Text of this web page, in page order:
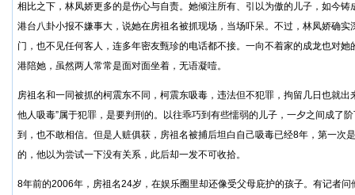
相比之下，林凤娇更多的是伤心与自责。她倾注所有、引以为傲的儿子，如今
港台八卦小报不嫌事大，说她在房祖名被抓现场，当场吓呆。不过，林凤娇确
门，也不见任何客人，连多年密友甄珍的电话都不接。一向不着家的成龙也对
港陪她，虽然两人常常是面对面坐着，无语凝噎。
房祖名和一同被抓的柯震东不同，柯震东吸毒，违法但不犯罪，拘留几日也就出
他人吸毒”属于犯罪，是要判刑的。以往乖巧到有些懦弱的儿子，一夕之间成了
到，也不敢相信。但是人赃俱获，房祖名被捕后坦白自己吸毒已经8年，第一次
的，他以为尝试一下没有关系，此后却一发不可收拾。
8年前的2006年，房祖名24岁，在娱乐圈里却还像受父母庇护的孩子。有记者问